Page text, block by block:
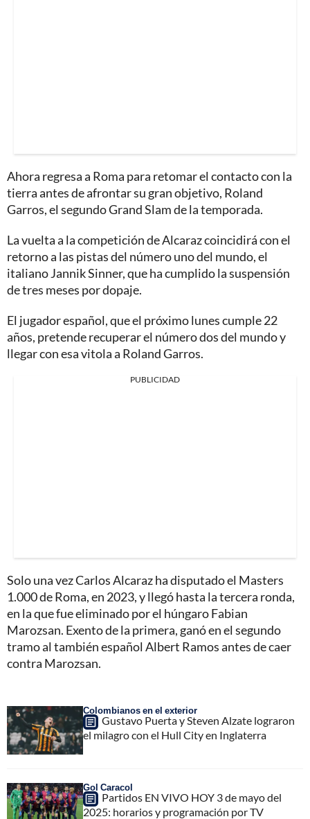
Ahora regresa a Roma para retomar el contacto con la
tierra antes de afrontar su gran objetivo, Roland
Garros, el segundo Grand Slam de la temporada.
La vuelta a la competición de Alcaraz coincidirá con el
retorno a las pistas del número uno del mundo, el
italiano Jannik Sinner, que ha cumplido la suspensión
de tres meses por dopaje.
El jugador español, que el próximo lunes cumple 22
años, pretende recuperar el número dos del mundo y
llegar con esa vitola a Roland Garros.
PUBLICIDAD
Solo una vez Carlos Alcaraz ha disputado el Masters
1.000 de Roma, en 2023, y llegó hasta la tercera ronda,
en la que fue eliminado por el húngaro Fabian
Marozsan. Exento de la primera, ganó en el segundo
tramo al también español Albert Ramos antes de caer
contra Marozsan.
Colombianos en el exterior
Gustavo Puerta y Steven Alzate lograron
el milagro con el Hull City en Inglaterra
Gol Caracol
Partidos EN VIVO HOY 3 de mayo del
2025: horarios y programación por TV